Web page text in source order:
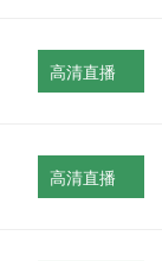
高清直播
高清直播